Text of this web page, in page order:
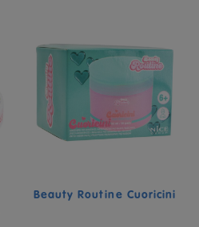
Beauty Routine Cuoricini